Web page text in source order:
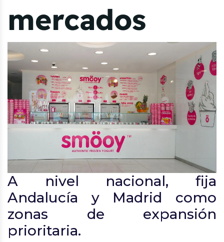
mercados
A nivel nacional, fija
Andalucía y Madrid como
zonas de expansión
prioritaria.